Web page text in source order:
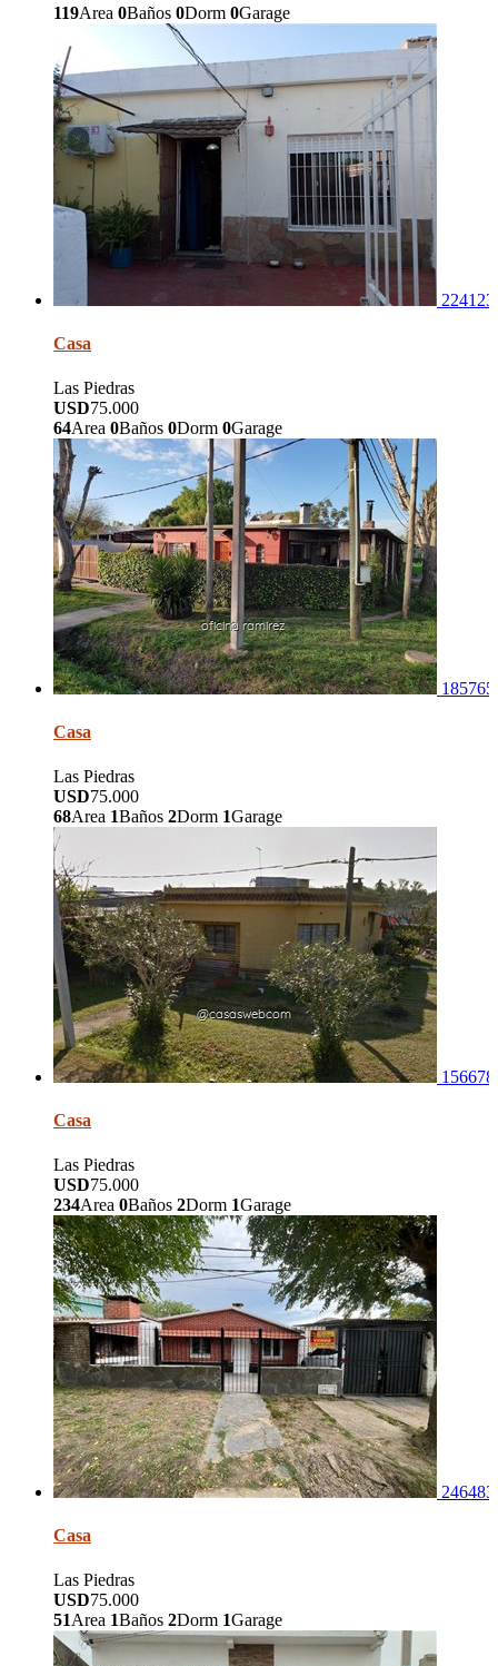
119Area 0Baños 0Dorm 0Garage
224123
Casa
Las Piedras
USD75.000
64Area 0Baños 0Dorm 0Garage
185765
Casa
Las Piedras
USD75.000
68Area 1Baños 2Dorm 1Garage
156678
Casa
Las Piedras
USD75.000
234Area 0Baños 2Dorm 1Garage
246483
Casa
Las Piedras
USD75.000
51Area 1Baños 2Dorm 1Garage